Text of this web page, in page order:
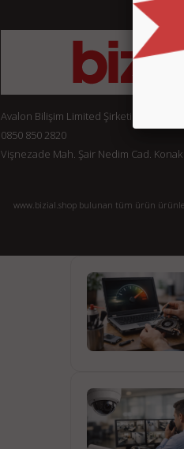
Avalon Bilişim Limited Şirketi
0850 850 2820
Vişnezade Mah. Şair Nedim Cad.
www.bizial.shop bulunan tüm ürün